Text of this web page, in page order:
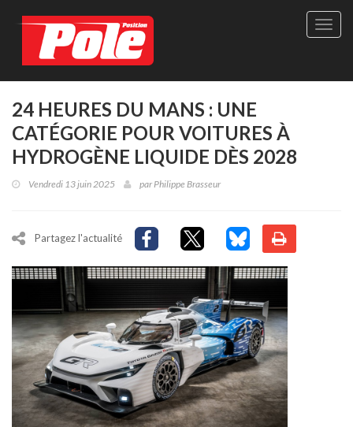
Site
24 HEURES DU MANS : UNE
CATÉGORIE POUR VOITURES À
HYDROGÈNE LIQUIDE DÈS 2028
Vendredi 13 juin 2025 parPhilippe Brasseur
Partagez l'actualité